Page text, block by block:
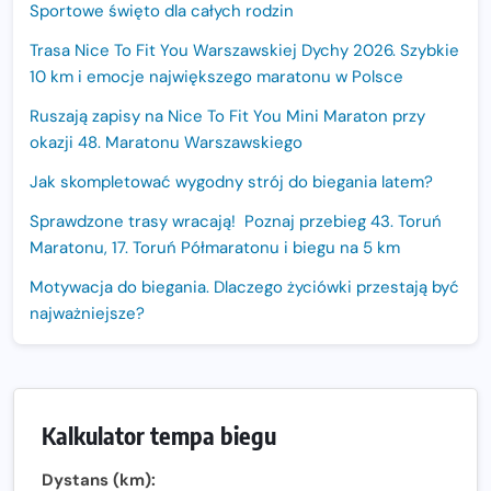
Sportowe święto dla całych rodzin
Trasa Nice To Fit You Warszawskiej Dychy 2026. Szybkie
10 km i emocje największego maratonu w Polsce
Ruszają zapisy na Nice To Fit You Mini Maraton przy
okazji 48. Maratonu Warszawskiego
Jak skompletować wygodny strój do biegania latem?
Sprawdzone trasy wracają! Poznaj przebieg 43. Toruń
Maratonu, 17. Toruń Półmaratonu i biegu na 5 km
Motywacja do biegania. Dlaczego życiówki przestają być
najważniejsze?
Sprawdzony przebieg i profil stworzony do szybkiego
biegania
Kalkulator tempa biegu
Dystans (km):